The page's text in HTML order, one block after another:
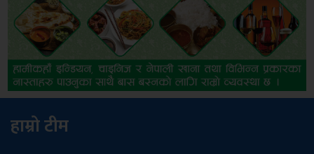
हाम्रो टीम